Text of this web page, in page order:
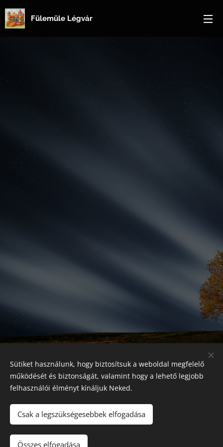
Fülemüle Légvár
© 2025 Minden jog fenntartva
Sütiket használunk, hogy biztosítsuk a weboldal megfelelő
működését és biztonságát, valamint hogy a lehető legjobb
felhasználói élményt kínáljuk Neked.
Csak a legszükségesebbek elfogadása
Összes elfogadása